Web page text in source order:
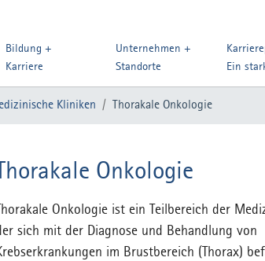
Bildung +
Karriere
Unternehmen +
Standorte
Ein
Kliniken Thorakale Onkologie
Thorakale Onkologie
Thorakale Onkologie ist ein Teilbereich der
sich mit der Diagnose und Behandlung von
im Brustbereich (Thorax)